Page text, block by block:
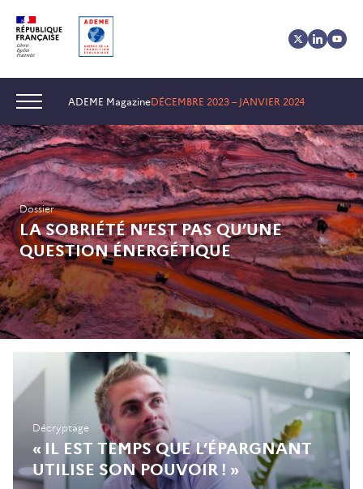
au
contenu
au
menu
des
cookies
Navigation :ADEME MagazineDÉCEMBRE 2023 – JANVIER 2024
Dossier
LA SOBRIÉTÉ N’EST PAS QU’UNE
QUESTION ÉNERGÉTIQUE
Décryptage
« IL EST TEMPS QUE L’ÉPARGNANT
UTILISE SON POUVOIR ! »